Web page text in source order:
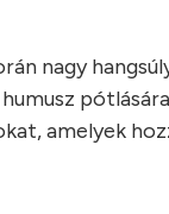
nagy
amelyek